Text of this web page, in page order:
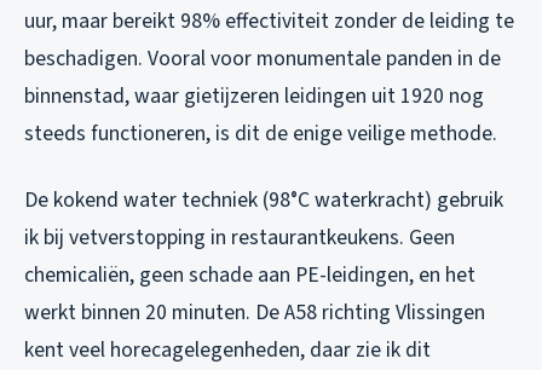
uur, maar bereikt 98% effectiviteit zonder de leiding te
beschadigen. Vooral voor monumentale panden in de
binnenstad, waar gietijzeren leidingen uit 1920 nog
steeds functioneren, is dit de enige veilige methode.
De kokend water techniek (98°C waterkracht) gebruik
ik bij vetverstopping in restaurantkeukens. Geen
chemicaliën, geen schade aan PE-leidingen, en het
werkt binnen 20 minuten. De A58 richting Vlissingen
kent veel horecagelegenheden, daar zie ik dit